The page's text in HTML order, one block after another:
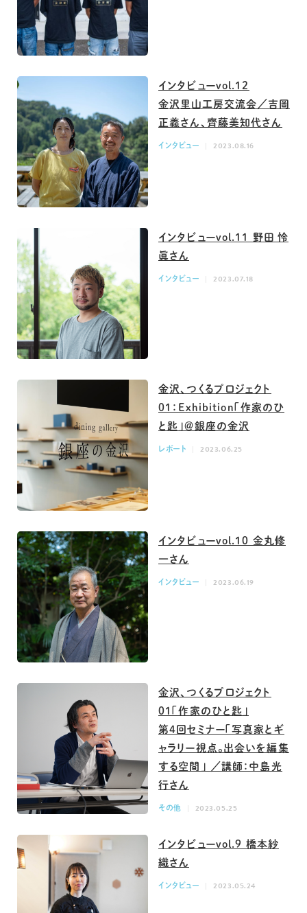
インタビューvol.12
金沢里山工房交流会／吉岡
正義さん、齊藤美知代さん
インタビュー 2023.08.16
インタビューvol.11 野田 怜
眞さん
インタビュー 2023.07.18
金沢、つくるプロジェクト
01：Exhibition「作家のひ
と匙」＠銀座の金沢
レポート 2023.06.25
インタビューvol.10 金丸修
一さん
インタビュー 2023.06.19
金沢、つくるプロジェクト
01「作家のひと匙」
第4回セミナー「写真家とギ
ャラリー視点。出会いを編集
する空間」 ／講師：中島光
行さん
その他 2023.05.25
インタビューvol.9 橋本紗
織さん
インタビュー 2023.05.24